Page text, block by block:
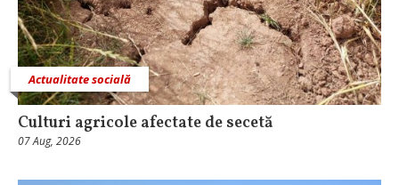
Actualitate socială
Culturi agricole afectate de secetă
07 Aug, 2026